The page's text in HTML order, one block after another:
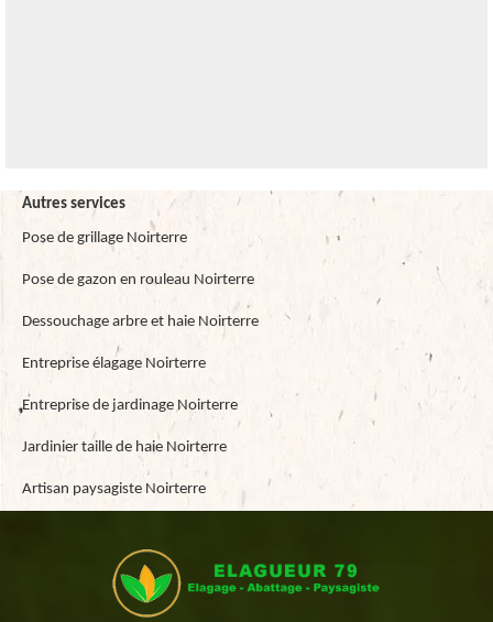
Autres services
Pose de grillage Noirterre
Pose de gazon en rouleau Noirterre
Dessouchage arbre et haie Noirterre
Entreprise élagage Noirterre
Entreprise de jardinage Noirterre
Jardinier taille de haie Noirterre
Artisan paysagiste Noirterre